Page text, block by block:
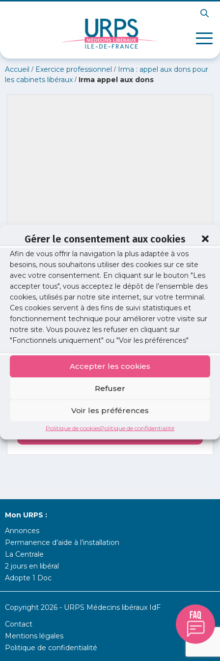
Gérer le consentement aux cookies
Afin de vous offrir la navigation la plus adaptée à vos
besoins, nous souhaitons utiliser des cookies sur ce site
avec votre consentement. En cliquant sur le bouton "Les
accepter tous", vous acceptez le dépôt de l’ensemble des
cookies, utilisés par notre site internet, sur votre terminal.
Ces cookies servent à des fins de suivi statistiques et
fonctionnement technique pour améliorer votre visite sur
notre site. Vous pouvez les refuser en cliquant sur
"Fonctionnels uniquement" ou "Voir les préférences"
Accepter les cookies
Refuser
Voir les préférences
Politique de cookiesPolitique de confidentialité
Accueil / Exercice professionnel / Irma : appel aux dons pour
les cabinets libéraux / Irma appel aux dons
Irma appel aux dons
Publié le : 12 septembre 2017
Partager cet article :
annonces
Mon URPS :
Annonces
Permanence d’aide à l’installation
La Centrale
2 jours en libéral
Adopte 1 Doc
Copyright 2026 - URPS Médecins libéraux IdF
Contact
Mentions légales
Politique de confidentialité